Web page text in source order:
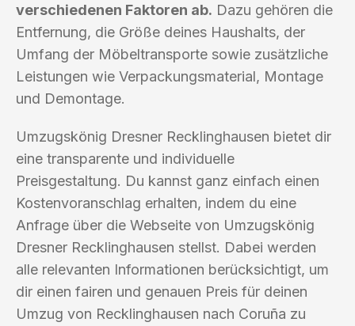
verschiedenen Faktoren ab. Dazu gehören die
Entfernung, die Größe deines Haushalts, der
Umfang der Möbeltransporte sowie zusätzliche
Leistungen wie Verpackungsmaterial, Montage
und Demontage.
Umzugskönig Dresner Recklinghausen bietet dir
eine transparente und individuelle
Preisgestaltung. Du kannst ganz einfach einen
Kostenvoranschlag erhalten, indem du eine
Anfrage über die Webseite von Umzugskönig
Dresner Recklinghausen stellst. Dabei werden
alle relevanten Informationen berücksichtigt, um
dir einen fairen und genauen Preis für deinen
Umzug von Recklinghausen nach Coruña zu